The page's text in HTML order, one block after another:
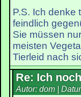
P.S. Ich denke
feindlich
Sie müssen
meisten
Tierleid nach
Re: Ich
Autor: dom |